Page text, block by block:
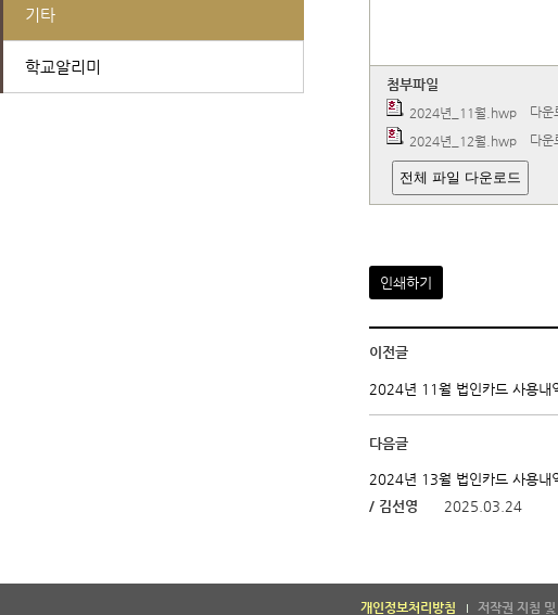
기타
학교알리미
첨부파일
2024년_11월.hwp 다운
2024년_12월.hwp 다운
전체 파일 다운로드
인쇄하기
이전글
2024년 11월 법인카드 사용내
다음글
2024년 13월 법인카드 사용내
/ 김선영
2025.03.24
개인정보처리방침 저작권 지침 및